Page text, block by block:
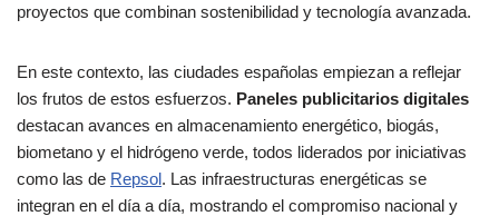
proyectos que combinan sostenibilidad y tecnología avanzada.
En este contexto, las ciudades españolas empiezan a reflejar
los frutos de estos esfuerzos. Paneles publicitarios digitales
destacan avances en almacenamiento energético, biogás,
biometano y el hidrógeno verde, todos liderados por iniciativas
como las de Repsol. Las infraestructuras energéticas se
integran en el día a día, mostrando el compromiso nacional y